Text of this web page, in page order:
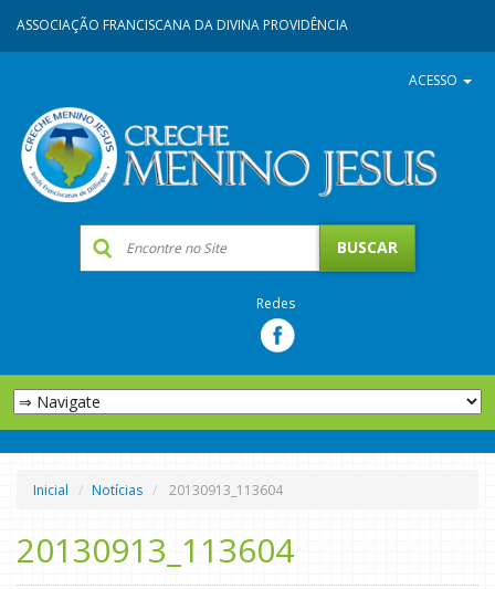
ASSOCIAÇÃO FRANCISCANA DA DIVINA PROVIDÊNCIA
ACESSO
Redes
Inicial Notícias 20130913_113604
20130913_113604